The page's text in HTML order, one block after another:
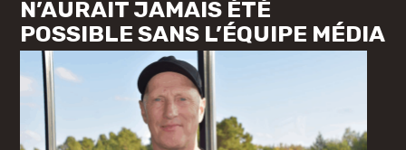
N’AURAIT JAMAIS ÉTÉ
POSSIBLE SANS L’ÉQUIPE MÉDIA